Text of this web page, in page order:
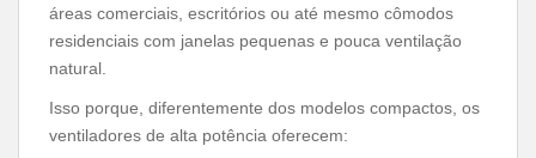
áreas comerciais, escritórios ou até mesmo cômodos
residenciais com janelas pequenas e pouca ventilação
natural.
Isso porque, diferentemente dos modelos compactos, os
ventiladores de alta potência oferecem: